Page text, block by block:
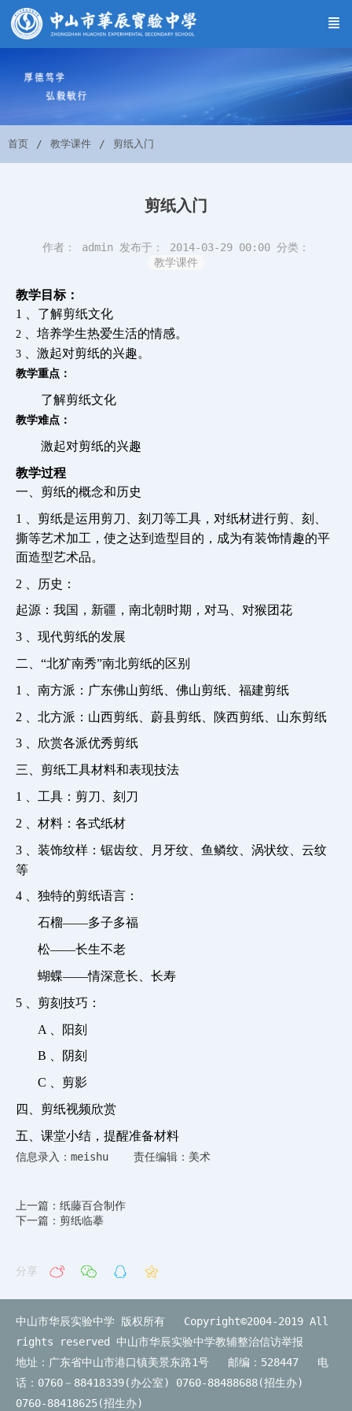
首页 教学课件 剪纸入门
剪纸入门
作者： admin 发布于： 2014-03-29 00:00 分类：
教学课件
教学目标：
1 、了解剪纸文化
2 、培养学生热爱生活的情感。
3 、激起对剪纸的兴趣。
教学重点：
了解剪纸文化
教学难点：
激起对剪纸的兴趣
教学过程
一、剪纸的概念和历史
1
、剪纸是运用剪刀、刻刀等工具，对纸材进行剪、刻、
撕等艺术加工，使之达到造型目的，成为有装饰情趣的平
面造型艺术品。
2
、历史：
起源：我国，新疆，南北朝时期，对马、对猴团花
3
、现代剪纸的发展
二、“北犷南秀”南北剪纸的区别
1
、南方派：广东佛山剪纸、佛山剪纸、福建剪纸
2
、北方派：山西剪纸、蔚县剪纸、陕西剪纸、山东剪纸
3
、欣赏各派优秀剪纸
三、剪纸工具材料和表现技法
1
、工具：剪刀、刻刀
2
、材料：各式纸材
3
、装饰纹样：锯齿纹、月牙纹、鱼鳞纹、涡状纹、云纹
等
4 、独特的剪纸语言：
石榴――多子多福
松――长生不老
蝴蝶――情深意长、长寿
5
、剪刻技巧：
A
、阳刻
B
、阴刻
C
、剪影
四、剪纸视频欣赏
五、课堂小结，提醒准备材料
信息录入：meishu 责任编辑：美术
上一篇：纸藤百合制作
下一篇：剪纸临摹
分享
中山市华辰实验中学 版权所有 Copyright©2004-2019 All
rights reserved 中山市华辰实验中学教辅整治信访举报
地址：广东省中山市港口镇美景东路1号 邮编：528447 电
话：0760－88418339(办公室) 0760-88488688(招生办)
0760-88418625(招生办)